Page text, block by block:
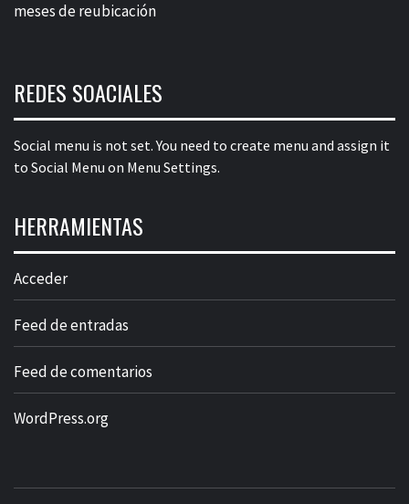
meses de reubicación
REDES SOACIALES
Social menu is not set. You need to create menu and assign it
to Social Menu on Menu Settings.
HERRAMIENTAS
Acceder
Feed de entradas
Feed de comentarios
WordPress.org